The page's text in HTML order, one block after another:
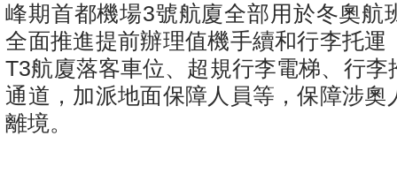
峰期首都機場3號航廈全部用於冬奧航
全面推進提前辦理值機手續和行李托運
T3航廈落客車位、超規行李電梯、行李
通道，加派地面保障人員等，保障涉奧
離境。